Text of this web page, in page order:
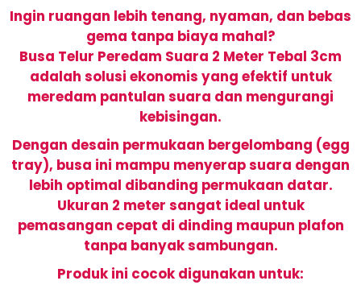
Ingin ruangan lebih tenang, nyaman, dan bebas
gema tanpa biaya mahal?
Busa Telur Peredam Suara 2 Meter Tebal 3cm
adalah solusi ekonomis yang efektif untuk
meredam pantulan suara dan mengurangi
kebisingan.
Dengan desain permukaan bergelombang (egg
tray), busa ini mampu menyerap suara dengan
lebih optimal dibanding permukaan datar.
Ukuran 2 meter sangat ideal untuk
pemasangan cepat di dinding maupun plafon
tanpa banyak sambungan.
Produk ini cocok digunakan untuk: